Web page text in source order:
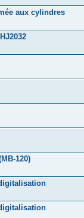
aux cylindres
120)